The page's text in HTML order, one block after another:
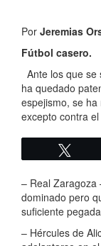
Por Jeremias
Fútbol casero.
Ante los que se
ha quedado
espejismo, se
excepto contra
– Real Zaragoza
dominado pero
suficiente
– Hércules de